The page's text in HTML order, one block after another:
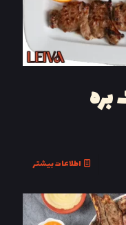
اطلاعات بیشتر